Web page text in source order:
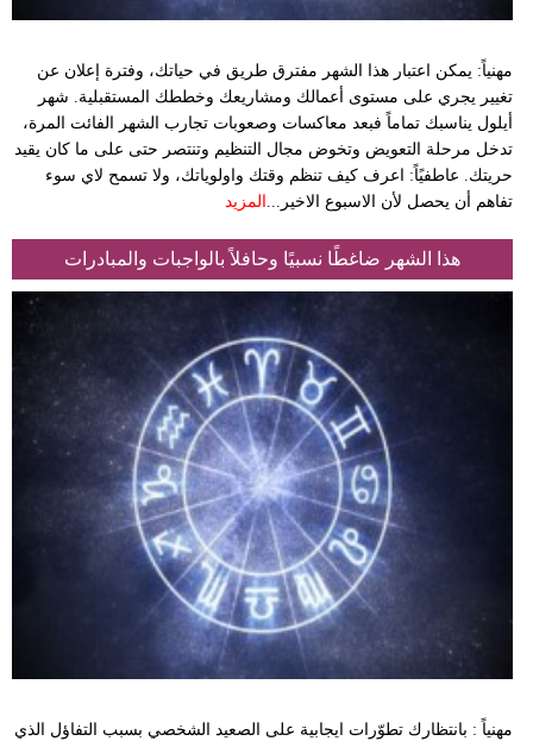
مهنياً: يمكن اعتبار هذا الشهر مفترق طريق في حياتك، وفترة إعلان عن
تغيير يجري على مستوى أعمالك ومشاريعك وخططك المستقبلية. شهر
أيلول يناسبك تماماً فبعد معاكسات وصعوبات تجارب الشهر الفائت المرة،
تدخل مرحلة التعويض وتخوض مجال التنظيم وتنتصر حتى على ما كان يقيد
حريتك. عاطفيًاً: اعرف كيف تنظم وقتك واولوياتك، ولا تسمح لاي سوء
تفاهم أن يحصل لأن الاسبوع الاخير... المزيد
هذا الشهر ضاغطًا نسبيًا وحافلاً بالواجبات والمبادرات
مهنياً : بانتظارك تطوّرات ايجابية على الصعيد الشخصي بسبب التفاؤل الذي